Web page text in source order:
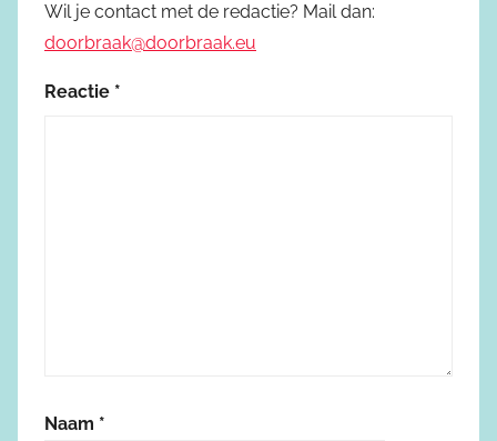
Wil je contact met de redactie? Mail dan:
doorbraak@doorbraak.eu
Reactie *
Naam *